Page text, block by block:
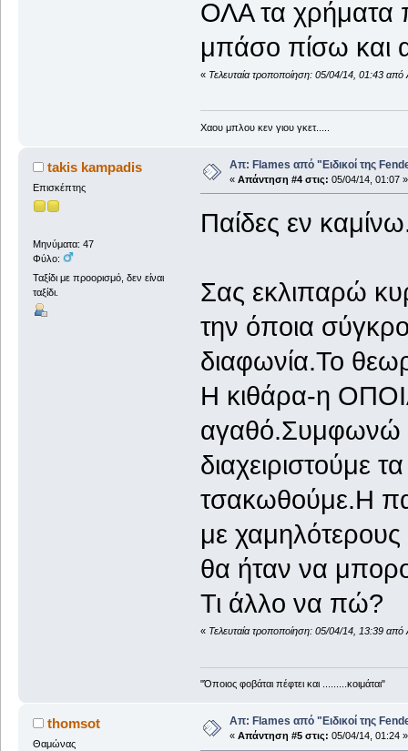
ΟΛΑ τα χρήματα
μπάσο πίσω και
« Τελευταία τροποποίηση: 05/04/14, 01:43
Χαου μπλου κεν γιου γκετ.....
takis kampadis
Επισκέπτης
Μηνύματα: 47
Φύλο:
Ταξίδι με προορισμό, δεν είναι
ταξίδι.
Απ: Flames από "Ειδικοί της
« Απάντηση #4 στις: 05/04/14, 01:07 »
Παίδες εν
Σας εκλιπαρώ
την όποια
διαφωνία.Το
Η κιθάρα-η
αγαθό.Συμφωνώ
διαχειριστούμε
τσακωθούμε.Η
με χαμηλότερους
θα ήταν να
Τι άλλο να πώ?
« Τελευταία τροποποίηση: 05/04/14, 13:39
"Όποιος φοβάται πέφτει και .........κοιμάται"
thomsot
Θαμώνας
Απ: Flames από "Ειδικοί της
« Απάντηση #5 στις: 05/04/14, 01:24 »